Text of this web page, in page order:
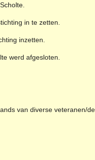
in te zetten.
inzetten.
werd afgesloten.
van diverse veteranen/